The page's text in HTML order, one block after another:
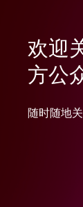
欢迎
方公
随时随地